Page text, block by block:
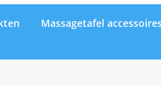
Massagetafel